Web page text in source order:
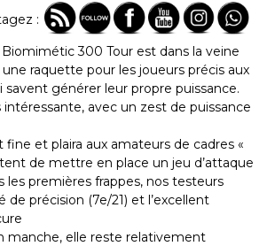
:
300 Tour est dans la veine
une raquette pour les joueurs précis aux
savent générer leur propre puissance.
avec un zest de puissance
fine et plaira aux amateurs de cadres «
de mettre en place un jeu d’attaque
les premières frappes, nos testeurs
de précision (7e/21) et l’excellent
manche, elle reste relativement